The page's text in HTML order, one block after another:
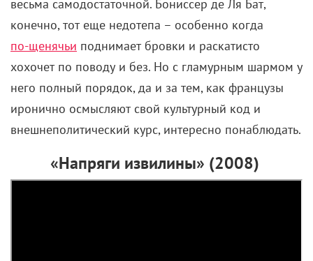
Но сериал Тайки Вайтити и Дэвида Дженкинса
«Наш флаг означает смерть» предлагает
альтернативную версию истории. Где битвам,
грабежам иприключениям – тому, чем пираты, по
идее, должны заниматься, – внимания почти не
уделяется. Зато прорабатываются детские травмы и
колониальная политика и обсуждаются прочие